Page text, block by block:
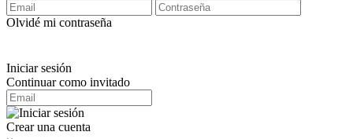
Olvidé mi contraseña
Iniciar sesión
Continuar como invitado
Crear una cuenta